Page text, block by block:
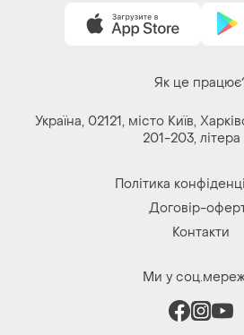
Україна, 02121, місто Київ,
Політика
Договір-
Контакти
Ми у
Речі за кліком серця. Всі